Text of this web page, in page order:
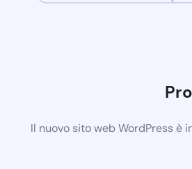
Il nuovo sito web WordPress è